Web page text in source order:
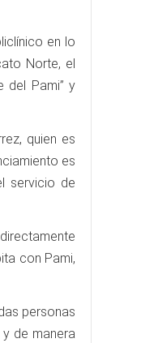
en lo
Norte, el
del Pami” y
quien es
es
servicio de
con Pami,
personas
de manera